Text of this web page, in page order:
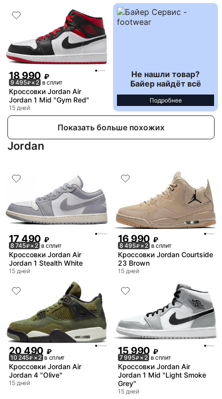
18 990 ₽
9 495₽× 2 в сплит
Кроссовки Jordan Air
Jordan 1 Mid "Gym Red"
15 дней
Не нашли товар?
Байер найдёт всё
Подробнее
Показать больше похожих
Jordan
17 490 ₽
8 745₽× 2 в сплит
Кроссовки Jordan Air
Jordan 1 Stealth White
15 дней
16 990 ₽
8 495₽× 2 в сплит
Кроссовки Jordan Courtside
23 Brown
15 дней
20 490 ₽
10 245₽ × 2 в сплит
Кроссовки Jordan Air
Jordan 4 "Olive"
15 дней
15 990 ₽
7 995₽× 2 в сплит
Кроссовки Jordan Air
Jordan 1 Mid "Light Smoke
Grey"
15 дней